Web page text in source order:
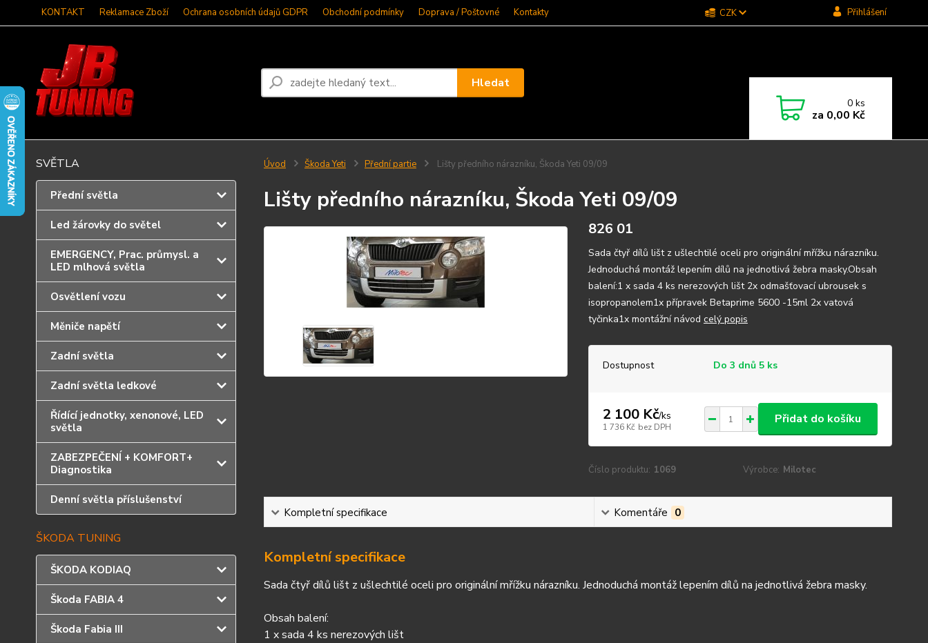
KONTAKT Reklamace Zboží Ochrana osobních údajů GDPR Obchodní podmínky Doprava / Poštovné Kontakty CZK Přihlášení
Hledat
0ks
za 0,00 Kč
SVĚTLA
Přední světla
Led žárovky do světel
EMERGENCY, Prac. průmysl. a
LED mlhová světla
Osvětlení vozu
Měniče napětí
Zadní světla
Zadní světla ledkové
Řídící jednotky, xenonové, LED
světla
ZABEZPEČENÍ + KOMFORT+
Diagnostika
Denní světla příslušenství
ŠKODA TUNING
ŠKODA KODIAQ
Škoda FABIA 4
Škoda Fabia III
Úvod Škoda Yeti Přední partie Lišty předního nárazníku, Škoda Yeti 09/09
Lišty předního nárazníku, Škoda Yeti 09/09
826 01
Sada čtyř dílů lišt z ušlechtilé oceli pro originální mřížku nárazníku.
Jednoduchá montáž lepením dílů na jednotlivá žebra masky.Obsah
balení:1 x sada 4 ks nerezových lišt 2x odmašťovací ubrousek s
isopropanolem1x přípravek Betaprime 5600 -15ml 2x vatová
tyčinka1x montážní návod celý popis
Dostupnost Do 3 dnů 5 ks
2 100 Kč/ks
1 736 Kč bez DPH
Přidat do košíku
Číslo produktu: 1069 Výrobce: Milotec
Kompletní specifikace Komentáře 0
Kompletní specifikace
Sada čtyř dílů lišt z ušlechtilé oceli pro originální mřížku nárazníku. Jednoduchá montáž lepením dílů na jednotlivá žebra masky.
Obsah balení:
1 x sada 4 ks nerezových lišt